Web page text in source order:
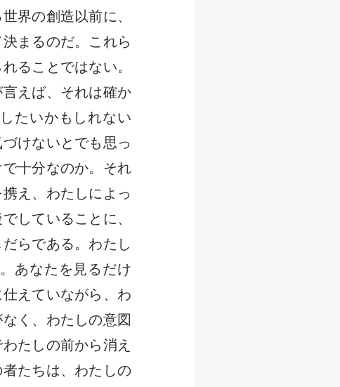
界の創造以前に、
まるのだ。これら
ることではない。
えば、それは確か
たいかもしれない
けないとでも思っ
十分なのか。それ
え、わたしによっ
していることに、
らである。わたし
あなたを見るだけ
えていながら、わ
く、わたしの意図
たしの前から消え
たちは、わたしの